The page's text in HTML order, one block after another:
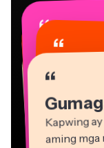
“
Kapwing ay
aming mga
nakagamit
“
“
“
“
“
“
“ “
“